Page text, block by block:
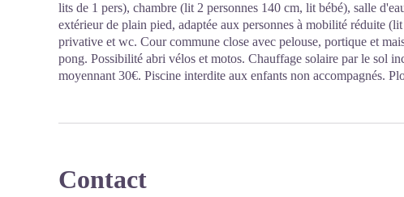
lits de 1 pers), chambre (lit 2 personnes 140 cm, lit bébé), salle
extérieur de plain pied, adaptée aux personnes à mobilité réduite
privative et wc. Cour commune close avec pelouse, portique et
pong. Possibilité abri vélos et motos. Chauffage solaire par le sol
moyennant 30€. Piscine interdite aux enfants non accompagnés.
Contact